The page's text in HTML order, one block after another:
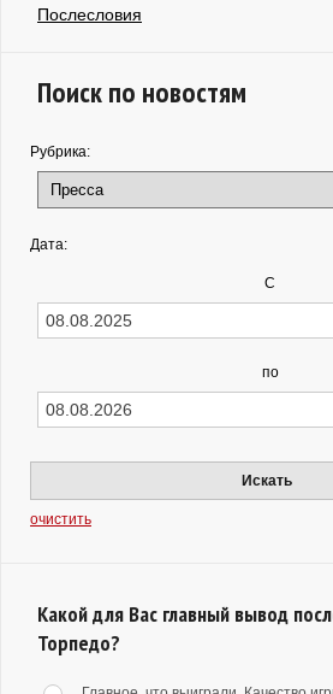
Послесловия
Поиск по новостям
Рубрика:
Дата:
С
по
Искать
очистить
Какой для Вас главный вывод
Торпедо?